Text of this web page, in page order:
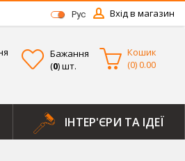
Вхід в магазин
Рус
Бажання
(0) шт.
Кошик
(0)0.00
ІНТЕР'ЄРИ ТА ІДЕЇ